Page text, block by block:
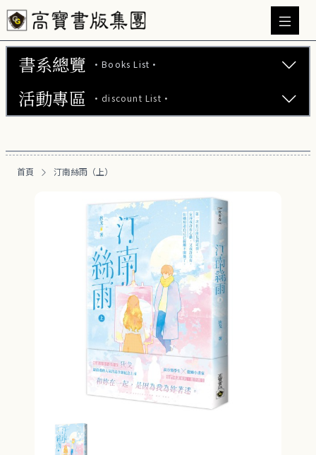
書系總覽 ·Books List·
文學小說 (737)
醫療保健 (55)
親子教養 (13)
人文史哲 (73)
活動專區 ·discount List·
【2本7折】高寶小說系列全圖鑑書展
【2套7折】高寶小說系列全圖鑑書展
【66折】高寶小說系列全圖鑑書展
首頁 汀南絲雨（上）